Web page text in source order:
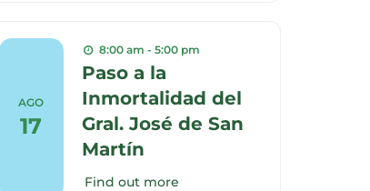
AGO
17
8:00 am - 5:00 pm
Paso a la
Inmortalidad del
Gral. José de San
Martín
Find out more